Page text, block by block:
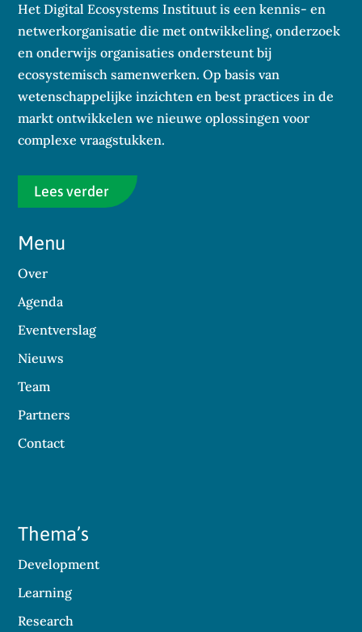
Het Digital Ecosystems Instituut is een kennis- en
netwerkorganisatie die met ontwikkeling, onderzoek
en onderwijs organisaties ondersteunt bij
ecosystemisch samenwerken. Op basis van
wetenschappelijke inzichten en best practices in de
markt ontwikkelen we nieuwe oplossingen voor
complexe vraagstukken.
Lees verder
Menu
Over
Agenda
Eventverslag
Nieuws
Team
Partners
Contact
Thema’s
Development
Learning
Research